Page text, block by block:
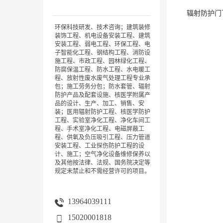
环保科技研发、技术咨询；建筑装修
装饰工程、机电设备安装工程、建筑
安装工程、弱电工程、环保工程、电
子智能化工程、钢结构工程、消防设
施工程、市政工程、园林绿化工程、
防腐保温工程、防水工程、水电暖工
程、放射性废水废气处理工程专业承
包；施工劳务分包；防水套管、辐射
防护产品及配套设施、核医学附属产
品的设计、生产、加工、销售、安
装；医用辐射防护工程、核医学防护
工程、实验室净化工程、净化车间工
程、手术室净化工程、电磁屏蔽工
程、供氧及负压吸引工程、压力管道
安装工程、工业探伤防护工程的设
计、施工；空气净化设备维修保养以
及其他按法律、法规、国务院决定等
规定未禁止和不需经营许可的项目。
13964039111
15020001818
辐射防护门